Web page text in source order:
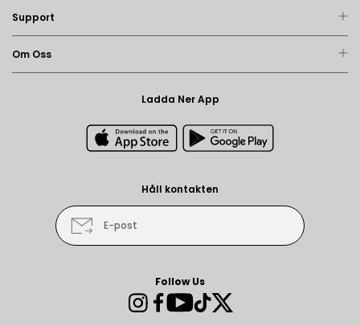
Support
Om Oss
Ladda Ner App
Håll kontakten
E-post
Follow Us
Instagram
Facebook
YouTube
TikTok